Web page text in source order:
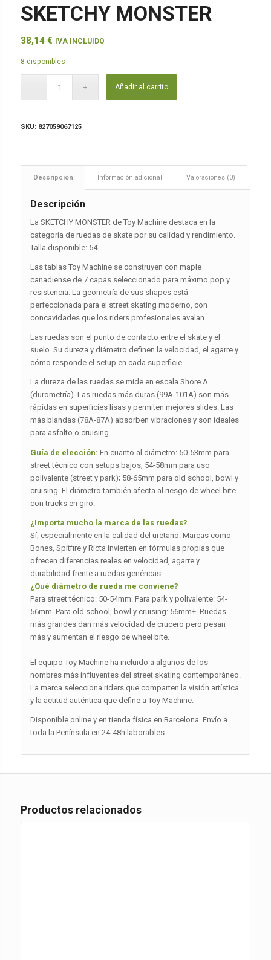
SKETCHY MONSTER
38,14 € IVA INCLUIDO
8 disponibles
Añadir al carrito
SKU: 827059067125
Descripción Información adicional Valoraciones (0)
Descripción
La SKETCHY MONSTER de Toy Machine destaca en la
categoría de ruedas de skate por su calidad y rendimiento.
Talla disponible: 54.
Las tablas Toy Machine se construyen con maple
canadiense de 7 capas seleccionado para máximo pop y
resistencia. La geometría de sus shapes está
perfeccionada para el street skating moderno, con
concavidades que los riders profesionales avalan.
Las ruedas son el punto de contacto entre el skate y el
suelo. Su dureza y diámetro definen la velocidad, el agarre y
cómo responde el setup en cada superficie.
La dureza de las ruedas se mide en escala Shore A
(durometría). Las ruedas más duras (99A-101A) son más
rápidas en superficies lisas y permiten mejores slides. Las
más blandas (78A-87A) absorben vibraciones y son ideales
para asfalto o cruising.
Guía de elección: En cuanto al diámetro: 50-53mm para
street técnico con setups bajos; 54-58mm para uso
polivalente (street y park); 58-65mm para old school, bowl y
cruising. El diámetro también afecta al riesgo de wheel bite
con trucks en giro.
¿Importa mucho la marca de las ruedas?
Sí, especialmente en la calidad del uretano. Marcas como
Bones, Spitfire y Ricta invierten en fórmulas propias que
ofrecen diferencias reales en velocidad, agarre y
durabilidad frente a ruedas genéricas.
¿Qué diámetro de rueda me conviene?
Para street técnico: 50-54mm. Para park y polivalente: 54-
56mm. Para old school, bowl y cruising: 56mm+. Ruedas
más grandes dan más velocidad de crucero pero pesan
más y aumentan el riesgo de wheel bite.
El equipo Toy Machine ha incluido a algunos de los
nombres más influyentes del street skating contemporáneo.
La marca selecciona riders que comparten la visión artística
y la actitud auténtica que define a Toy Machine.
Disponible online y en tienda física en Barcelona. Envío a
toda la Península en 24-48h laborables.
Productos relacionados